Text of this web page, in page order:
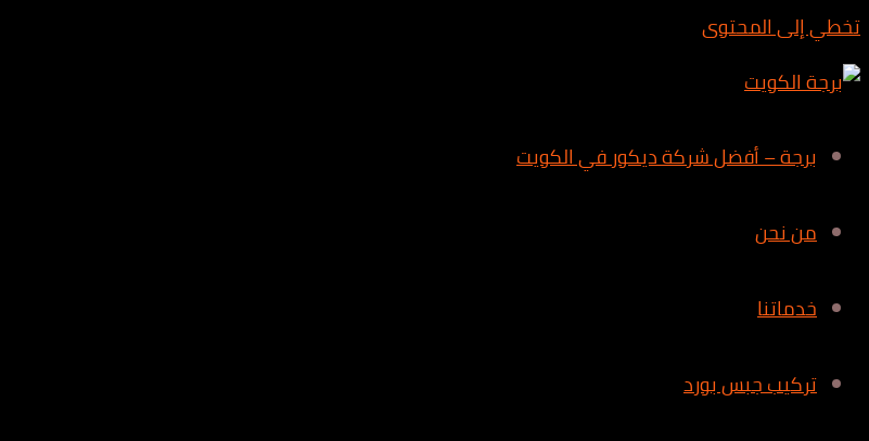
تخطي إلى المحتوى
برجة – أفضل شركة ديكور في الكويت
من نحن
خدماتنا
تركيب جبس بورد